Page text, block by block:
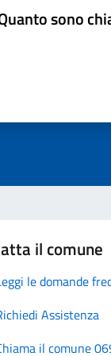
sono
il comune
le domande
Assistenza
il comune